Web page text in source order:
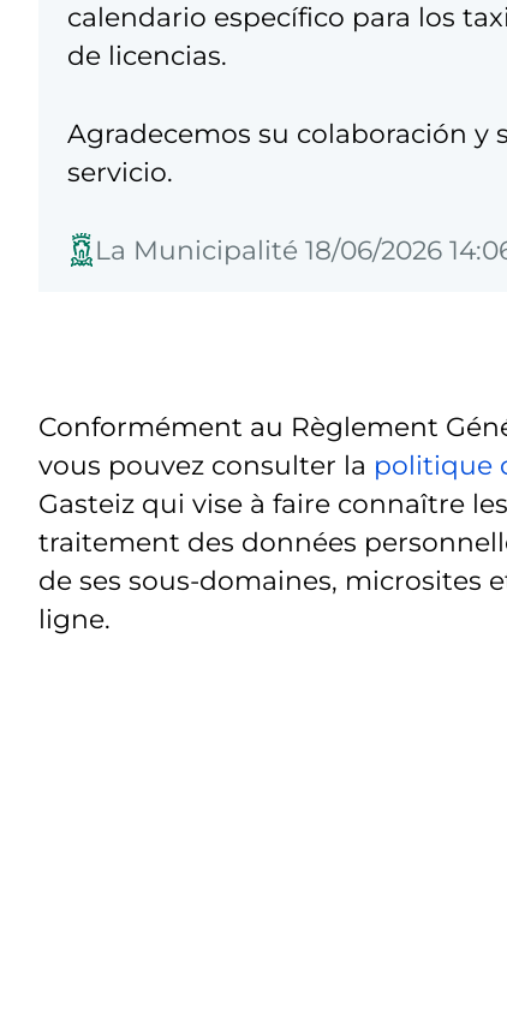
calendario específico para los
de licencias.
Agradecemos su colaboración y
servicio.
La Municipalité 18/06/2026
Conformément au Règlement
vous pouvez consulter la politique
Gasteiz qui vise à faire connaître
traitement des données
de ses sous-domaines, microsites
ligne.